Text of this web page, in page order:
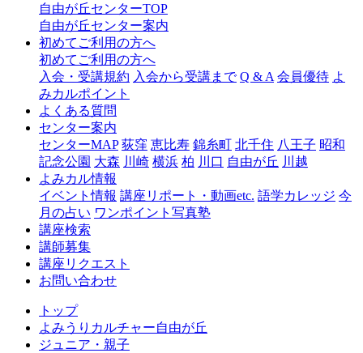
ャ
由
丘
自由が丘センターTOP
自由が丘センター案内
初めてご利用の方へ
初めてご利用の方へ
入会・受講規約 入会から受講まで Q & A 会員優待 よ
みカルポイント
よくある質問
センター案内
センターMAP 荻窪 恵比寿 錦糸町 北千住 八王子 昭和
記念公園 大森 川崎 横浜 柏 川口 自由が丘 川越
よみカル情報
イベント情報 講座リポート・動画etc. 語学カレッジ 今
月の占い ワンポイント写真塾
講座検索
講師募集
講座リクエスト
お問い合わせ
トップ
よみうりカルチャー自由が丘
ジュニア・親子